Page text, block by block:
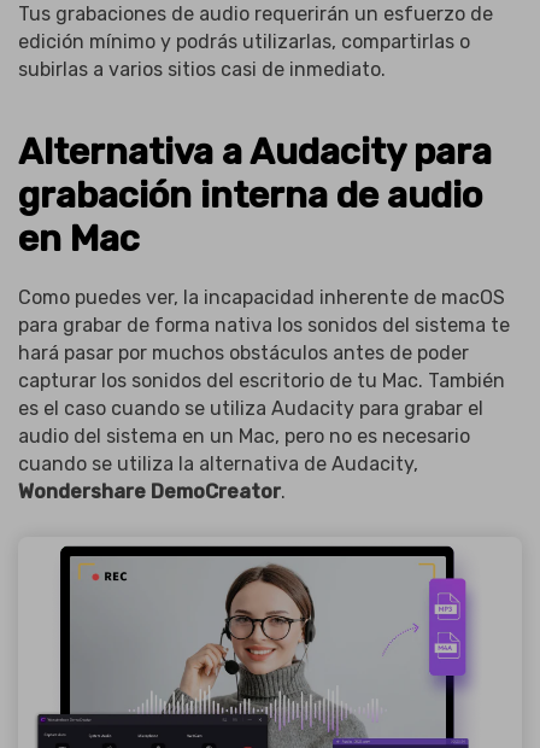
Tus grabaciones de audio requerirán un esfuerzo de
edición mínimo y podrás utilizarlas, compartirlas o
subirlas a varios sitios casi de inmediato.
Alternativa a Audacity para
grabación interna de audio
en Mac
Como puedes ver, la incapacidad inherente de macOS
para grabar de forma nativa los sonidos del sistema te
hará pasar por muchos obstáculos antes de poder
capturar los sonidos del escritorio de tu Mac. También
es el caso cuando se utiliza Audacity para grabar el
audio del sistema en un Mac, pero no es necesario
cuando se utiliza la alternativa de Audacity,
Wondershare DemoCreator.